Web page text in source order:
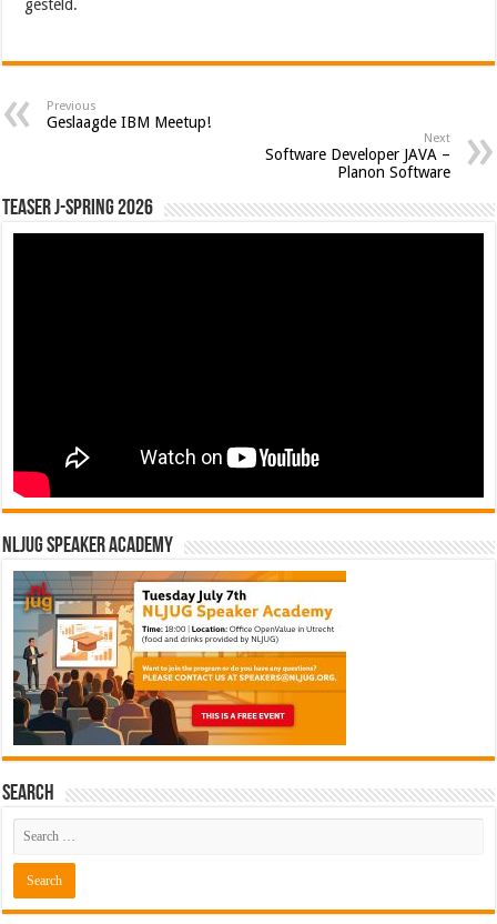
gesteld.
Previous
Geslaagde IBM Meetup!
Next
Software Developer JAVA –
Planon Software
Teaser J-Spring 2026
NLJUG Speaker Academy
Search